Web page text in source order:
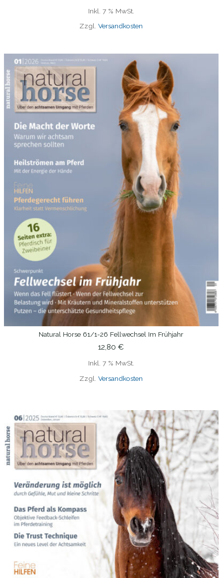
Inkl. 7 % MwSt.
Zzgl. Versandkosten
IN DEN WARENKORB
Natural Horse 61/1-26 Fellwechsel Im Frühjahr
12,80 €
Inkl. 7 % MwSt.
Zzgl. Versandkosten